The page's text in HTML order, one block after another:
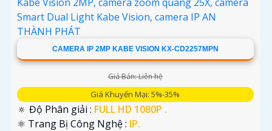
CAMERA IP 2MP KABE VISION KX-CD2257MPN
Giá Bán: Liên hệ
Giá Khuyến Mại: 5%-35%
🔅 Độ Phân giải : FULL HD 1080P .
⚛️ Trang Bị Công Nghệ : IP.